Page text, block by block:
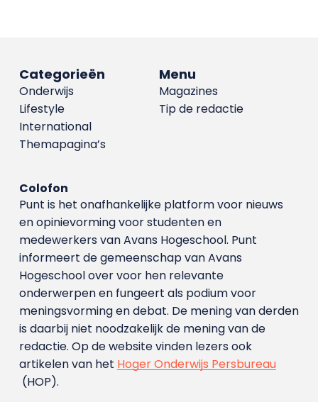
Menu
Magazines
Tip de redactie
Categorieën
Onderwijs
Lifestyle
International
Themapagina’s
Colofon
Punt is het onafhankelijke platform voor nieuws
en opinievorming voor studenten en
medewerkers van Avans Hoge­school. Punt
informeert de gemeenschap van Avans
Hogeschool over voor hen relevante
onderwerpen en fungeert als podium voor
meningsvorming en debat. De mening van derden
is daarbij niet noodzakelijk de mening van de
redactie. Op de website vinden lezers ook
artikelen van het Hoger Onderwijs Persbureau
(HOP).